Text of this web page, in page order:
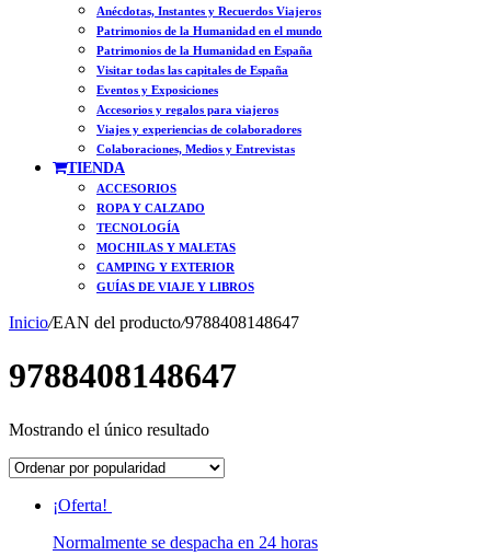
Anécdotas, Instantes y Recuerdos Viajeros
Patrimonios de la Humanidad en el mundo
Patrimonios de la Humanidad en España
Visitar todas las capitales de España
Eventos y Exposiciones
Accesorios y regalos para viajeros
Viajes y experiencias de colaboradores
Colaboraciones, Medios y Entrevistas
TIENDA
ACCESORIOS
ROPA Y CALZADO
TECNOLOGÍA
MOCHILAS Y MALETAS
CAMPING Y EXTERIOR
GUÍAS DE VIAJE Y LIBROS
Inicio/EAN del producto/9788408148647
9788408148647
Mostrando el único resultado
¡Oferta!
Normalmente se despacha en 24 horas